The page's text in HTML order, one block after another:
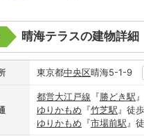
晴海テラスの建物詳細
東京都中央区晴海5-1-9
都営大江戸線 『勝どき駅
ゆりかもめ 『竹芝駅 』徒歩
ゆりかもめ 『市場前駅 』